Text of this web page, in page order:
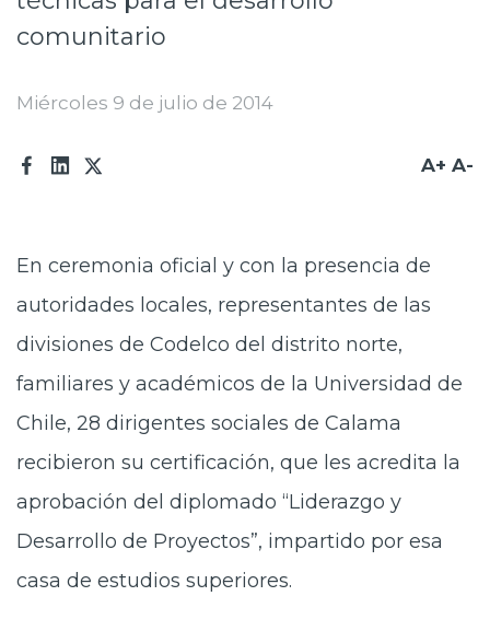
Prensa
Transparencia activa
Canales de denuncia
Acceso trabajadores/as
comunitario
Miércoles 9 de julio de 2014
A+ A-
En ceremonia oficial y con la presencia de
autoridades locales, representantes de las
divisiones de Codelco del distrito norte,
familiares y académicos de la Universidad de
Chile, 28 dirigentes sociales de Calama
recibieron su certificación, que les acredita la
aprobación del diplomado “Liderazgo y
Desarrollo de Proyectos”, impartido por esa
casa de estudios superiores.